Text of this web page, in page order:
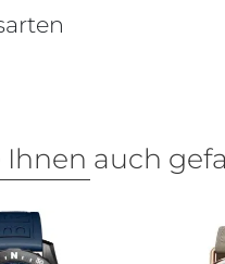
Ihnen auch